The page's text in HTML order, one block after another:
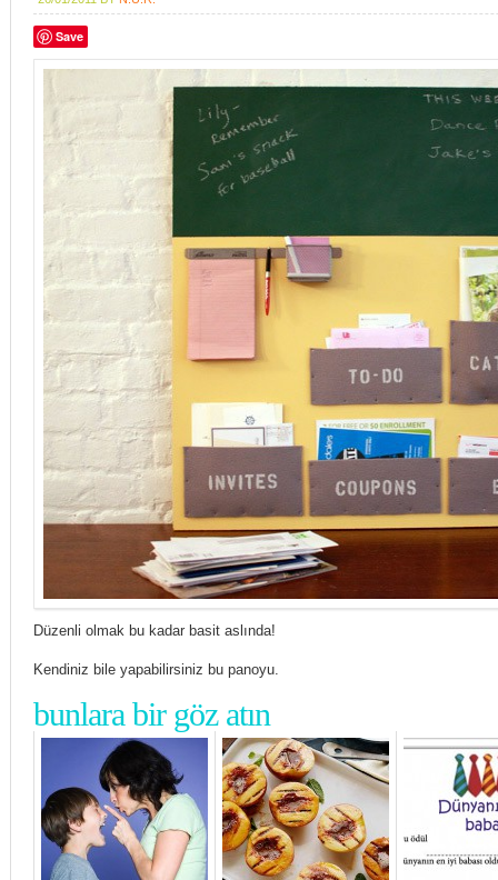
Save
Düzenli olmak bu kadar basit aslında!
Kendiniz bile yapabilirsiniz bu panoyu.
bunlara bir göz atın